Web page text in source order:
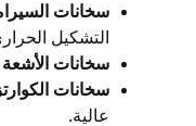
سخانات
التشكيل
سخانات
سخانات
عالية.